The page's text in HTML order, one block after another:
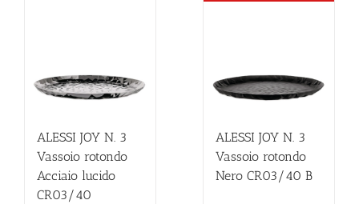
FUORI PRODUZIONE
BOMBONIERE
BELLINI HO.RE.CA
ALESSI JOY N. 3
Vassoio rotondo
Acciaio lucido
CR03/40
ALESSI JOY N. 3
Vassoio rotondo
Nero CR03/40 B